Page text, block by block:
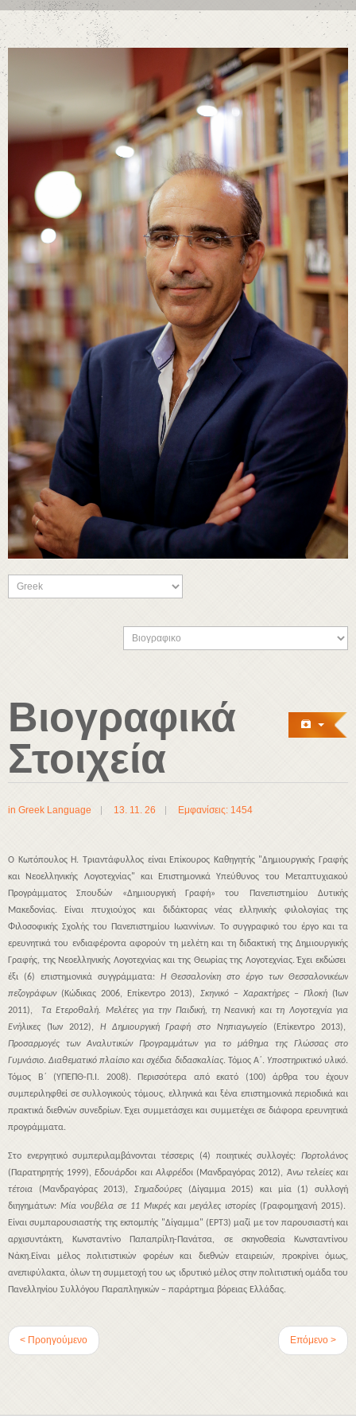
Βιογραφικά
Στοιχεία
in Greek Language 13. 11. 26 Εμφανίσεις: 1454
Ο Κωτόπουλος Η. Τριαντάφυλλος είναι Επίκουρος Καθηγητής "Δημιουργικής Γραφής
και Νεοελληνικής Λογοτεχνίας" και Επιστημονικά Υπεύθυνος του Μεταπτυχιακού
Προγράμματος Σπουδών «Δημιουργική Γραφή» του Πανεπιστημίου Δυτικής
Μακεδονίας. Είναι πτυχιούχος και διδάκτορας νέας ελληνικής φιλολογίας της
Φιλοσοφικής Σχολής του Πανεπιστημίου Ιωαννίνων. Το συγγραφικό του έργο και τα
ερευνητικά του ενδιαφέροντα αφορούν τη μελέτη και τη διδακτική της Δημιουργικής
Γραφής, της Νεοελληνικής Λογοτεχνίας και της Θεωρίας της Λογοτεχνίας. Έχει εκδώσει
έξι (6) επιστημονικά συγγράμματα: Η Θεσσαλονίκη στο έργο των Θεσσαλονικέων
πεζογράφων (Κώδικας 2006, Επίκεντρο 2013), Σκηνικό – Χαρακτήρες – Πλοκή (Ίων
2011),
Τα Ετεροθαλή. Μελέτες για την Παιδική, τη Νεανική και τη Λογοτεχνία για
Ενήλικες (Ίων 2012), Η Δημιουργική Γραφή στο Νηπιαγωγείο (Επίκεντρο 2013),
Προσαρμογές των Αναλυτικών Προγραμμάτων για το μάθημα της Γλώσσας στο
Γυμνάσιο.Διαθεματικό πλαίσιο και σχέδια διδασκαλίας. Τόμος Α΄. Υποστηρικτικό υλικό.
Τόμος Β΄ (ΥΠΕΠΘ-Π.Ι. 2008). Περισσότερα από εκατό (100) άρθρα του έχουν
συμπεριληφθεί σε συλλογικούς τόμους, ελληνικά και ξένα επιστημονικά περιοδικά και
πρακτικά διεθνών συνεδρίων. Έχει συμμετάσχει και συμμετέχει σε διάφορα ερευνητικά
προγράμματα.
Στο ενεργητικό συμπεριλαμβάνονται τέσσερις (4) ποιητικές συλλογές: Πορτολάνος
(Παρατηρητής 1999),Εδουάρδοι και Αλφρέδοι(Μανδραγόρας 2012), Άνω τελείες και
τέτοια (Μανδραγόρας 2013), Σημαδούρες
(Δίγαμμα 2015) και μία (1) συλλογή
διηγημάτων: Μία νουβέλα σε 11 Μικρές και μεγάλες ιστορίες (Γραφομηχανή 2015).
Είναι συμπαρουσιαστής της εκπομπής "Δίγαμμα" (ΕΡΤ3) μαζί με τον παρουσιαστή και
αρχισυντάκτη, Κωνσταντίνο Παπαπρίλη-Πανάτσα, σε σκηνοθεσία Κωνσταντίνου
Νάκη.Είναι μέλος πολιτιστικών φορέων και διεθνών εταιρειών, προκρίνει όμως,
ανεπιφύλακτα, όλων τη συμμετοχή του ως ιδρυτικό μέλος στην πολιτιστική ομάδα του
Πανελληνίου Συλλόγου Παραπληγικών – παράρτημα βόρειας Ελλάδας.
< Προηγούμενο Επόμενο >